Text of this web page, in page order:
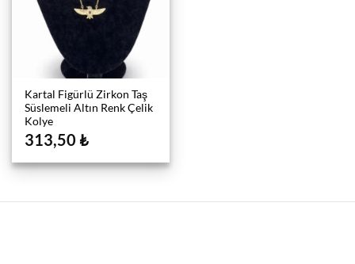
Kartal Figürlü Zirkon Taş
Süslemeli Altın Renk Çelik
Kolye
313,50 ₺